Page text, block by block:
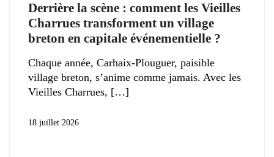
Derrière la scène : comment les Vieilles
Charrues transforment un village
breton en capitale événementielle ?
Chaque année, Carhaix-Plouguer, paisible
village breton, s’anime comme jamais. Avec les
Vieilles Charrues,
18 juillet 2026